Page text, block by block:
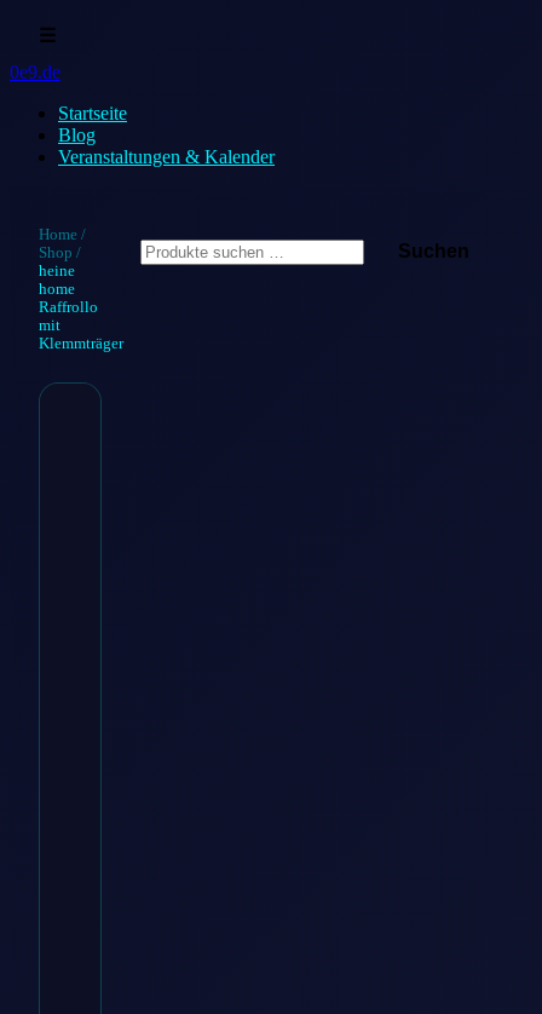
☰
0e9.de
Startseite
Blog
Veranstaltungen & Kalender
Home /
Shop /
heine
home
Raffrollo
mit
Klemmträger
Suchen
nach:
Suchen